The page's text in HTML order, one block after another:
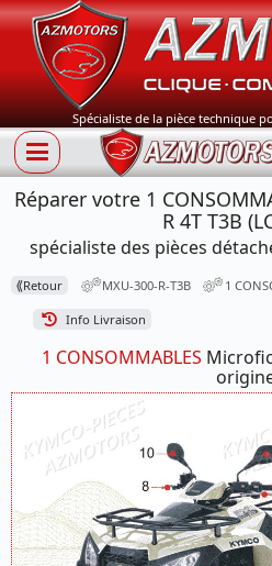
Spécialiste de la pièce technique
Réparer votre 1
R 4T T3B
spécialiste des pièces
⟪Retour MXU-300-R-T3B 1
Info Livraison
1 CONSOMMABLES